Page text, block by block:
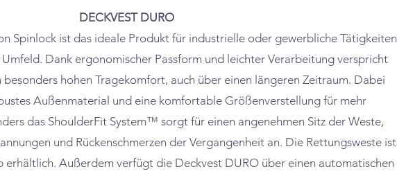
DECKVEST DURO
Spinlock ist das ideale Produkt für industrielle oder gewerbliche Tätigkeiten
Dank ergonomischer Passform und leichter Verarbeitung verspricht
hohen Tragekomfort, auch über einen längeren Zeitraum. Dabei
Außenmaterial und eine komfortable Größenverstellung für mehr
das ShoulderFit System™ sorgt für einen angenehmen Sitz der Weste,
und Rückenschmerzen der Vergangenheit an. Die Rettungsweste ist
Außerdem verfügt die Deckvest DURO über einen automatischen